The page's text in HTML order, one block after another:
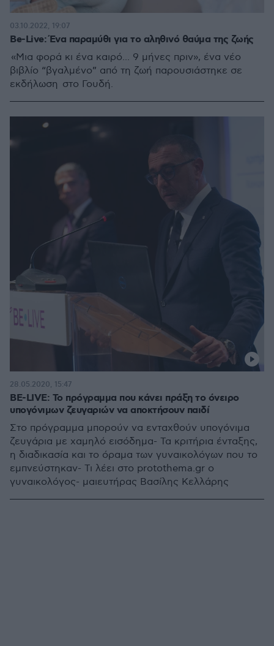
Be-Live: Ένα παραμύθι για το αληθινό θαύμα της ζωής
«Μια φορά κι ένα καιρό... 9 μήνες πριν», ένα νέο
βιβλίο “βγαλμένο” από τη ζωή παρουσιάστηκε σε
εκδήλωση στο Γουδή.
03.10.2022, 19:07
BE-LIVE: Το πρόγραμμα που κάνει πράξη το όνειρο
υπογόνιμων ζευγαριών να αποκτήσουν παιδί
Στο πρόγραμμα μπορούν να ενταχθούν υπογόνιμα
ζευγάρια με χαμηλό εισόδημα- Τα κριτήρια ένταξης,
η διαδικασία και το όραμα των γυναικολόγων που το
εμπνεύστηκαν- Τι λέει στο protothema.gr ο
γυναικολόγος- μαιευτήρας Βασίλης Κελλάρης
28.05.2020, 15:47